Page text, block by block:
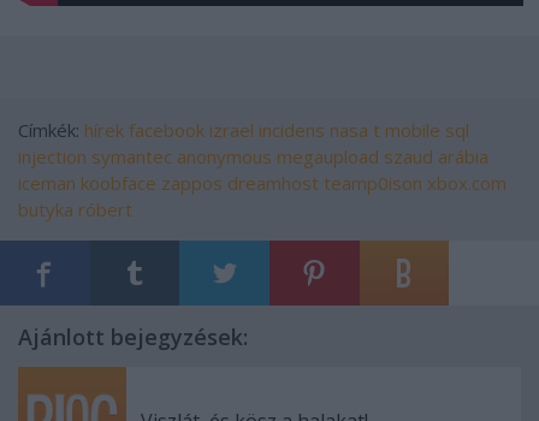
Címkék: hírek facebook izrael incidens nasa t mobile sql
injection symantec anonymous megaupload szaud arábia
iceman koobface zappos dreamhost teamp0ison xbox.com
butyka róbert
Ajánlott bejegyzések: